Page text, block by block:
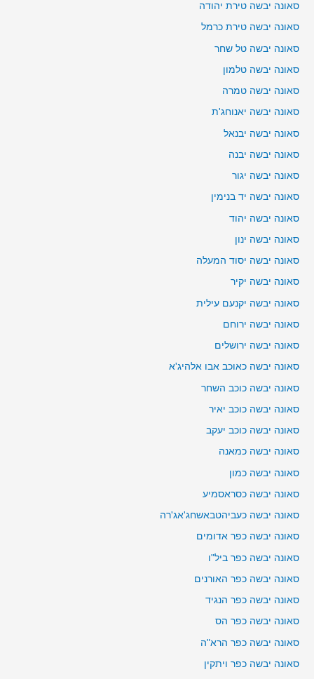
סאונה יבשה טירת יהודה
סאונה יבשה טירת כרמל
סאונה יבשה טל שחר
סאונה יבשה טלמון
סאונה יבשה טמרה
סאונה יבשה יאנוחג'ת
סאונה יבשה יבנאל
סאונה יבשה יבנה
סאונה יבשה יגור
סאונה יבשה יד בנימין
סאונה יבשה יהוד
סאונה יבשה ינון
סאונה יבשה יסוד המעלה
סאונה יבשה יקיר
סאונה יבשה יקנעם עילית
סאונה יבשה ירוחם
סאונה יבשה ירושלים
סאונה יבשה כאוכב אבו אלהיג'א
סאונה יבשה כוכב השחר
סאונה יבשה כוכב יאיר
סאונה יבשה כוכב יעקב
סאונה יבשה כמאנה
סאונה יבשה כמון
סאונה יבשה כסראסמיע
סאונה יבשה כעביהטבאשחג'אג'רה
סאונה יבשה כפר אדומים
סאונה יבשה כפר ביל"ו
סאונה יבשה כפר האורנים
סאונה יבשה כפר הנגיד
סאונה יבשה כפר הס
סאונה יבשה כפר הרא"ה
סאונה יבשה כפר ויתקין